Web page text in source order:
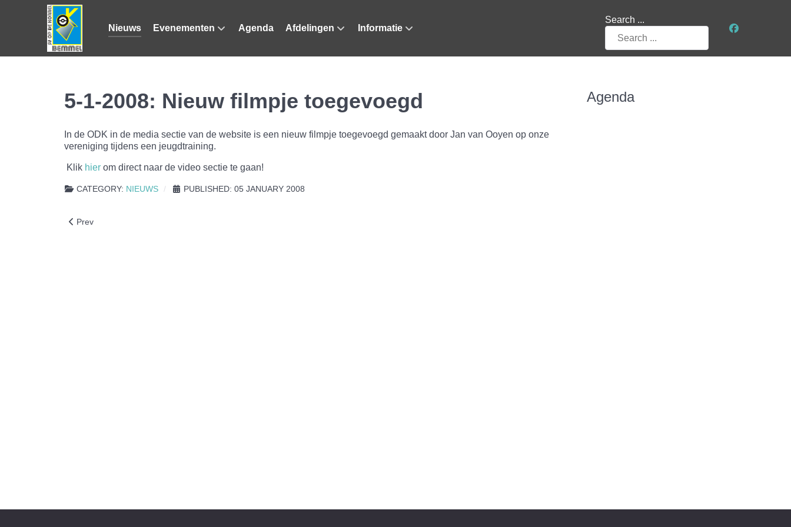
Nieuws Evenementen Agenda Afdelingen Informatie
Search ...
5-1-2008: Nieuw filmpje toegevoegd
In de ODK in de media sectie van de website is een nieuw filmpje toegevoegd gemaakt door Jan van Ooyen op onze
vereniging tijdens een jeugdtraining.
Klik hier om direct naar de video sectie te gaan!
CATEGORY: NIEUWS PUBLISHED: 05 JANUARY 2008
Previous article: 17-2-2008: Filmpje Intershoot 2008
Prev
Agenda